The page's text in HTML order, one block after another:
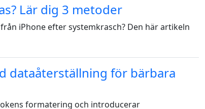
Lär dig 3 metoder
iPhone efter systemkrasch? Den här artikeln
för bärbara
formatering och introducerar